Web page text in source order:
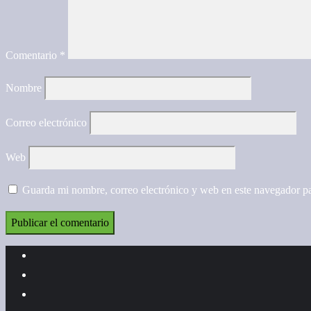
Comentario *
Nombre
Correo electrónico
Web
Guarda mi nombre, correo electrónico y web en este navegador